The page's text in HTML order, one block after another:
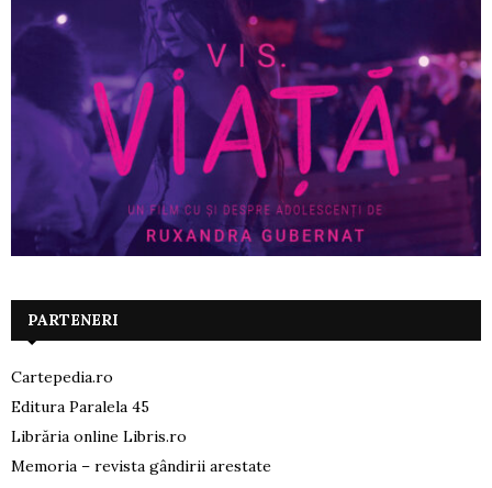
PARTENERI
Cartepedia.ro
Editura Paralela 45
Librăria online Libris.ro
Memoria – revista gândirii arestate